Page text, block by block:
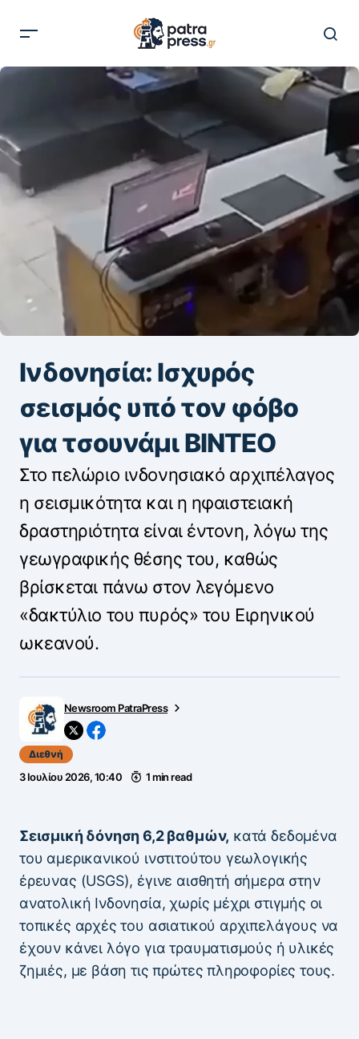
Ινδονησία: Ισχυρός
σεισμός υπό τον φόβο
για τσουνάμι ΒΙΝΤΕΟ
Στο πελώριο ινδονησιακό αρχιπέλαγος
η σεισμικότητα και η ηφαιστειακή
δραστηριότητα είναι έντονη, λόγω της
γεωγραφικής θέσης του, καθώς
βρίσκεται πάνω στον λεγόμενο
«δακτύλιο του πυρός» του Ειρηνικού
ωκεανού.
Newsroom PatraPress
Διεθνή
3 Ιουλίου 2026, 10:40 1 min read
Σεισμική δόνηση 6,2 βαθμών, κατά δεδομένα
του αμερικανικού ινστιτούτου γεωλογικής
έρευνας (USGS), έγινε αισθητή σήμερα στην
ανατολική Ινδονησία, χωρίς μέχρι στιγμής οι
τοπικές αρχές του ασιατικού αρχιπελάγους να
έχουν κάνει λόγο για τραυματισμούς ή υλικές
ζημιές, με βάση τις πρώτες πληροφορίες τους.